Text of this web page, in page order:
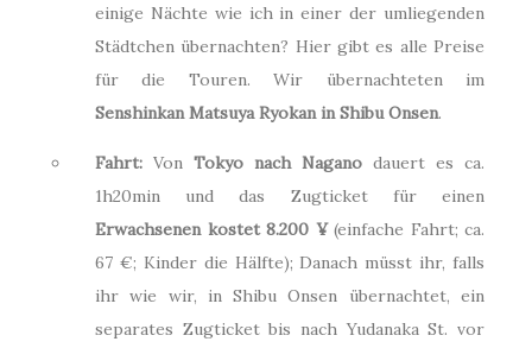
einige Nächte wie ich in einer der umliegenden
Städtchen übernachten? Hier gibt es alle Preise
für die Touren. Wir übernachteten im
Senshinkan Matsuya Ryokan in Shibu Onsen.
Fahrt: Von Tokyo nach Nagano dauert es ca.
1h20min und das Zugticket für einen
Erwachsenen kostet 8.200 ¥(einfache Fahrt; ca.
67 €; Kinder die Hälfte); Danach müsst ihr, falls
ihr wie wir, in Shibu Onsen übernachtet, ein
separates Zugticket bis nach Yudanaka St. vor